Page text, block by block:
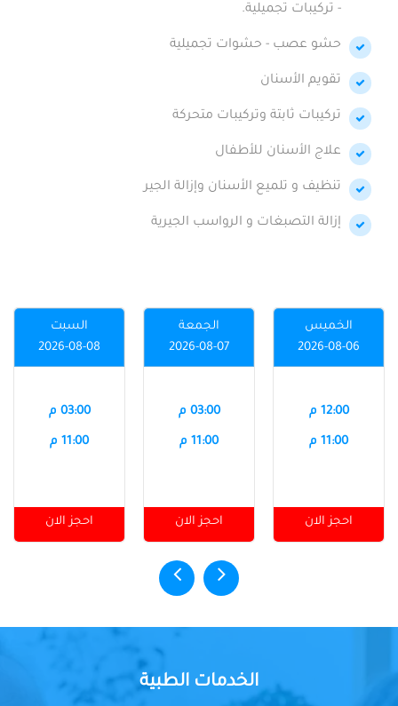
- تركيبات تجميلية.
حشو عصب - حشوات تجميلية
تقويم الأسنان
تركيبات ثابتة وتركيبات متحركة
علاج الأسنان للأطفال
تنظيف و تلميع الأسنان وإزالة الجير
إزالة التصبغات و الرواسب الجيرية
الخميس
2026-08-06
12:00 م
11:00 م
احجز الان
الجمعة
2026-08-07
03:00 م
11:00 م
احجز الان
السبت
2026-08-08
03:00 م
11:00 م
احجز الان
الخدمات الطبية